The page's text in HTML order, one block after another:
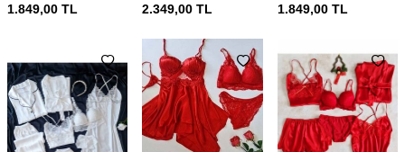
1.849,00 TL 2.349,00 TL 1.849,00TL